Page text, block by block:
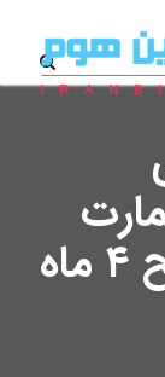
چین به بالاترین سطح ۴ ماه